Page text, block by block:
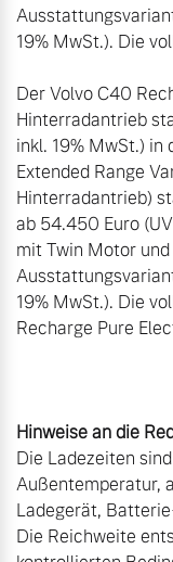
19% MwSt.). Die
Der Volvo C40
Hinterradantrieb
inkl. 19% MwSt.)
Extended Range
Hinterradantrieb)
ab 54.450 Euro
mit Twin Motor
19% MwSt.). Die
Recharge Pure
Hinweise an die
Die Ladezeiten
Außentemperatur,
Ladegerät,
Die Reichweite